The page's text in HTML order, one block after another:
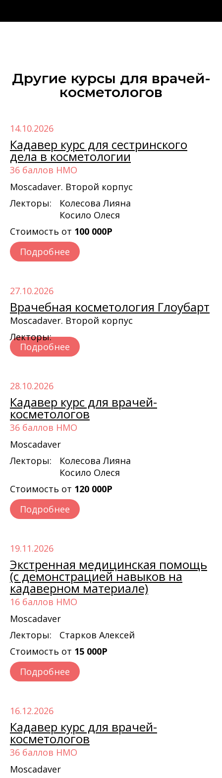
Другие курсы для врачей-
косметологов‎
14.10.2026
Кадавер курс для сестринского
дела в косметологии
36 баллов НМО
Moscadaver. Второй корпус
Лекторы:
Колесова Лияна
Косило Олеся
Стоимость от 100 000Р
Подробнее
27.10.2026
Врачебная косметология Глоубарт
Moscadaver. Второй корпус
Лекторы:
Подробнее
28.10.2026
Кадавер курс для врачей-
косметологов
36 баллов НМО
Moscadaver
Лекторы:
Колесова Лияна
Косило Олеся
Стоимость от 120 000Р
Подробнее
19.11.2026
Экстренная медицинская помощь
(с демонстрацией навыков на
кадаверном материале)
16 баллов НМО
Moscadaver
Лекторы:
Старков Алексей
Стоимость от 15 000Р
Подробнее
16.12.2026
Кадавер курс для врачей-
косметологов
36 баллов НМО
Moscadaver